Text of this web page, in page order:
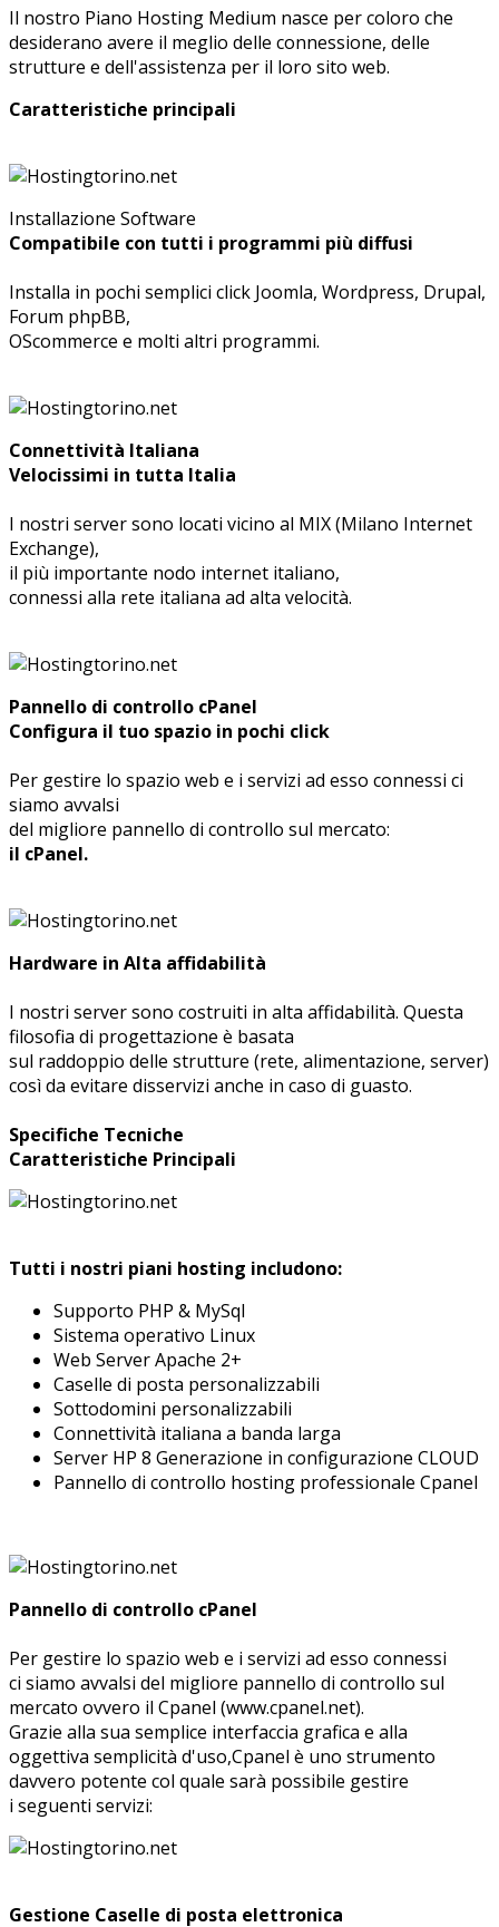
Il nostro Piano Hosting Medium nasce per coloro che
desiderano avere il meglio delle connessione, delle
strutture e dell'assistenza per il loro sito web.
Caratteristiche principali
Installazione Software
Compatibile con tutti i programmi più diffusi
Installa in pochi semplici click Joomla, Wordpress, Drupal,
Forum phpBB,
OScommerce e molti altri programmi.
Connettività Italiana
Velocissimi in tutta Italia
I nostri server sono locati vicino al MIX (Milano Internet
Exchange),
il più importante nodo internet italiano,
connessi alla rete italiana ad alta velocità.
Pannello di controllo cPanel
Configura il tuo spazio in pochi click
Per gestire lo spazio web e i servizi ad esso connessi ci
siamo avvalsi
del migliore pannello di controllo sul mercato:
il cPanel.
Hardware in Alta affidabilità
I nostri server sono costruiti in alta affidabilità. Questa
filosofia di progettazione è basata
sul raddoppio delle strutture (rete, alimentazione, server)
così da evitare disservizi anche in caso di guasto.
Specifiche Tecniche
Caratteristiche Principali
Tutti i nostri piani hosting includono:
Supporto PHP & MySql
Sistema operativo Linux
Web Server Apache 2+
Caselle di posta personalizzabili
Sottodomini personalizzabili
Connettività italiana a banda larga
Server HP 8 Generazione in configurazione CLOUD
Pannello di controllo hosting professionale Cpanel
Pannello di controllo cPanel
Per gestire lo spazio web e i servizi ad esso connessi
ci siamo avvalsi del migliore pannello di controllo sul
mercato ovvero il Cpanel (www.cpanel.net).
Grazie alla sua semplice interfaccia grafica e alla
oggettiva semplicità d'uso,Cpanel è uno strumento
davvero potente col quale sarà possibile gestire
i seguenti servizi:
Gestione Caselle di posta elettronica